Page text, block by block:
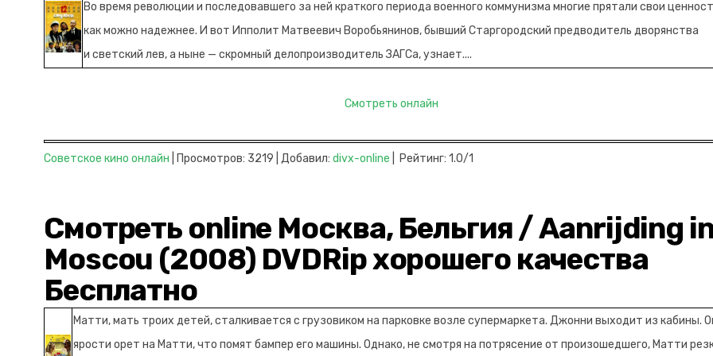
Во время революции и последовавшего за ней краткого периода военного коммунизма многие прятали свои
как можно надежнее. И вот Ипполит Матвеевич Воробьянинов, бывший Старгородский предводитель дворянства
и светский лев, а ныне — скромный делопроизводитель ЗАГСа, узнает....
Смотреть онлайн
Советское кино онлайн | Просмотров: 3219 | Добавил: divx-online | Рейтинг: 1.0/1
Смотреть online Москва, Бельгия / Aanrijding
Moscou (2008) DVDRip хорошего качества
Бесплатно
Матти, мать троих детей, сталкивается с грузовиком на парковке возле супермаркета. Джонни выходит из кабины.
ярости орет на Матти, что помят бампер его машины. Однако, не смотря на потрясение от произошедшего, Матти